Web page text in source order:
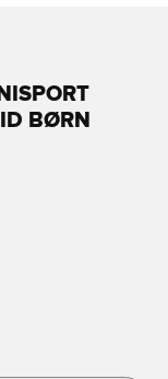
BØRN